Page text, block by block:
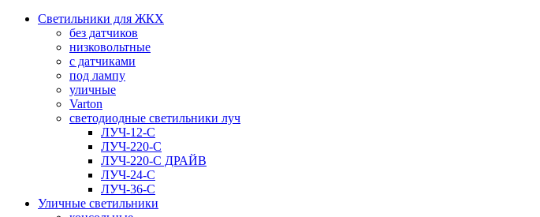
Светильники для ЖКХ
без датчиков
низковольтные
с датчиками
под лампу
уличные
Varton
светодиодные светильники луч
ЛУЧ-12-С
ЛУЧ-220-С
ЛУЧ-220-С ДРАЙВ
ЛУЧ-24-С
ЛУЧ-36-С
Уличные светильники